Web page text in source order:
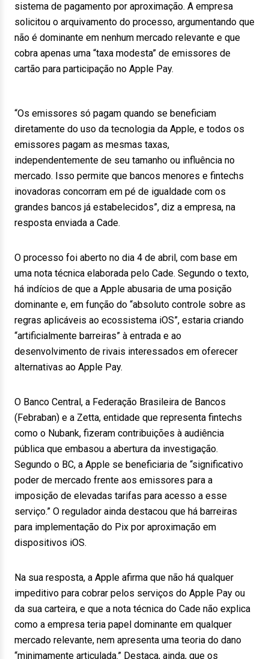
sistema de pagamento por aproximação. A empresa
solicitou o arquivamento do processo, argumentando que
não é dominante em nenhum mercado relevante e que
cobra apenas uma “taxa modesta” de emissores de
cartão para participação no Apple Pay.
“Os emissores só pagam quando se beneficiam
diretamente do uso da tecnologia da Apple, e todos os
emissores pagam as mesmas taxas,
independentemente de seu tamanho ou influência no
mercado. Isso permite que bancos menores e fintechs
inovadoras concorram em pé de igualdade com os
grandes bancos já estabelecidos”, diz a empresa, na
resposta enviada a Cade.
O processo foi aberto no dia 4 de abril, com base em
uma nota técnica elaborada pelo Cade. Segundo o texto,
há indícios de que a Apple abusaria de uma posição
dominante e, em função do “absoluto controle sobre as
regras aplicáveis ao ecossistema iOS”, estaria criando
“artificialmente barreiras” à entrada e ao
desenvolvimento de rivais interessados em oferecer
alternativas ao Apple Pay.
O Banco Central, a Federação Brasileira de Bancos
(Febraban) e a Zetta, entidade que representa fintechs
como o Nubank, fizeram contribuições à audiência
pública que embasou a abertura da investigação.
Segundo o BC, a Apple se beneficiaria de “significativo
poder de mercado frente aos emissores para a
imposição de elevadas tarifas para acesso a esse
serviço.” O regulador ainda destacou que há barreiras
para implementação do Pix por aproximação em
dispositivos iOS.
Na sua resposta, a Apple afirma que não há qualquer
impeditivo para cobrar pelos serviços do Apple Pay ou
da sua carteira, e que a nota técnica do Cade não explica
como a empresa teria papel dominante em qualquer
mercado relevante, nem apresenta uma teoria do dano
“minimamente articulada.” Destaca, ainda, que os